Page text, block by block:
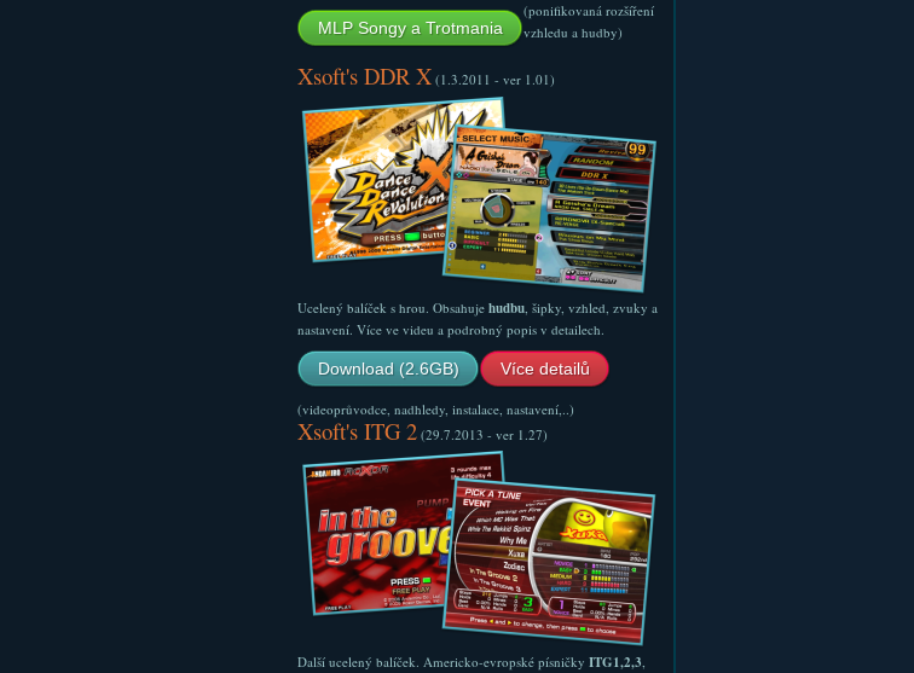
MLP Songy a Trotmania
(ponifikovaná rozšíření
vzhledu a hudby)
Xsoft's DDR X(1.3.2011 - ver 1.01)
Ucelený balíček s hrou. Obsahuje hudbu, šipky, vzhled, zvuky a
nastavení. Více ve videu a podrobný popis v detailech.
Download (2.6GB) Více detailů
(videoprůvodce, nadhledy, instalace, nastavení,..)
Xsoft's ITG 2(29.7.2013 - ver 1.27)
Další ucelený balíček. Americko-evropské písničky ITG1,2,3,